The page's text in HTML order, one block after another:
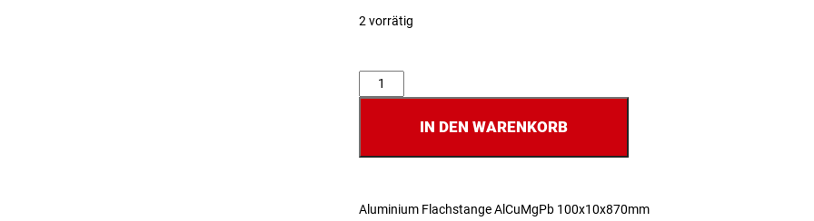
2 vorrätig
Anzahl
IN DEN WARENKORB
Aluminium Flachstange AlCuMgPb 100x10x870mm